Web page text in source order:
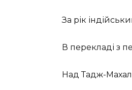
За рік
В перекладі з
Над Тадж-